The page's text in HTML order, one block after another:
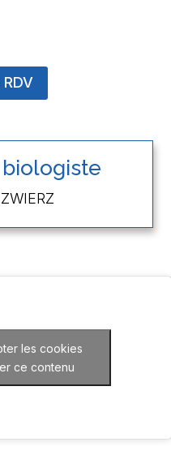
les cookies
ce contenu